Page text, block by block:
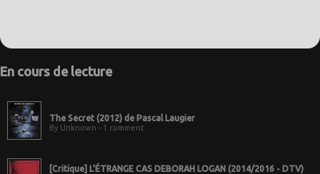
En cours de lecture
The Secret (2012) de Pascal Laugier
By Unknown - 1 comment
[Critique] L'ÉTRANGE CAS DEBORAH LOGAN (2014/2016 - DTV)